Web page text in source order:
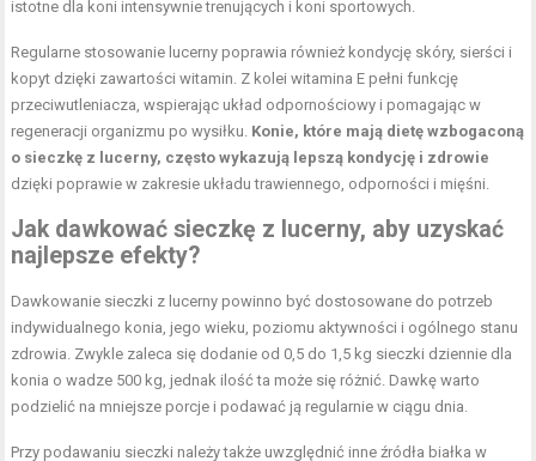
istotne dla koni intensywnie trenujących i koni sportowych.
Regularne stosowanie lucerny poprawia również kondycję skóry, sierści i
kopyt dzięki zawartości witamin. Z kolei witamina E pełni funkcję
przeciwutleniacza, wspierając układ odpornościowy i pomagając w
regeneracji organizmu po wysiłku. Konie, które mają dietę wzbogaconą
o sieczkę z lucerny, często wykazują lepszą kondycję i zdrowie
dzięki poprawie w zakresie układu trawiennego, odporności i mięśni.
Jak dawkować sieczkę z lucerny, aby uzyskać
najlepsze efekty?
Dawkowanie sieczki z lucerny powinno być dostosowane do potrzeb
indywidualnego konia, jego wieku, poziomu aktywności i ogólnego stanu
zdrowia. Zwykle zaleca się dodanie od 0,5 do 1,5 kg sieczki dziennie dla
konia o wadze 500 kg, jednak ilość ta może się różnić. Dawkę warto
podzielić na mniejsze porcje i podawać ją regularnie w ciągu dnia.
Przy podawaniu sieczki należy także uwzględnić inne źródła białka w